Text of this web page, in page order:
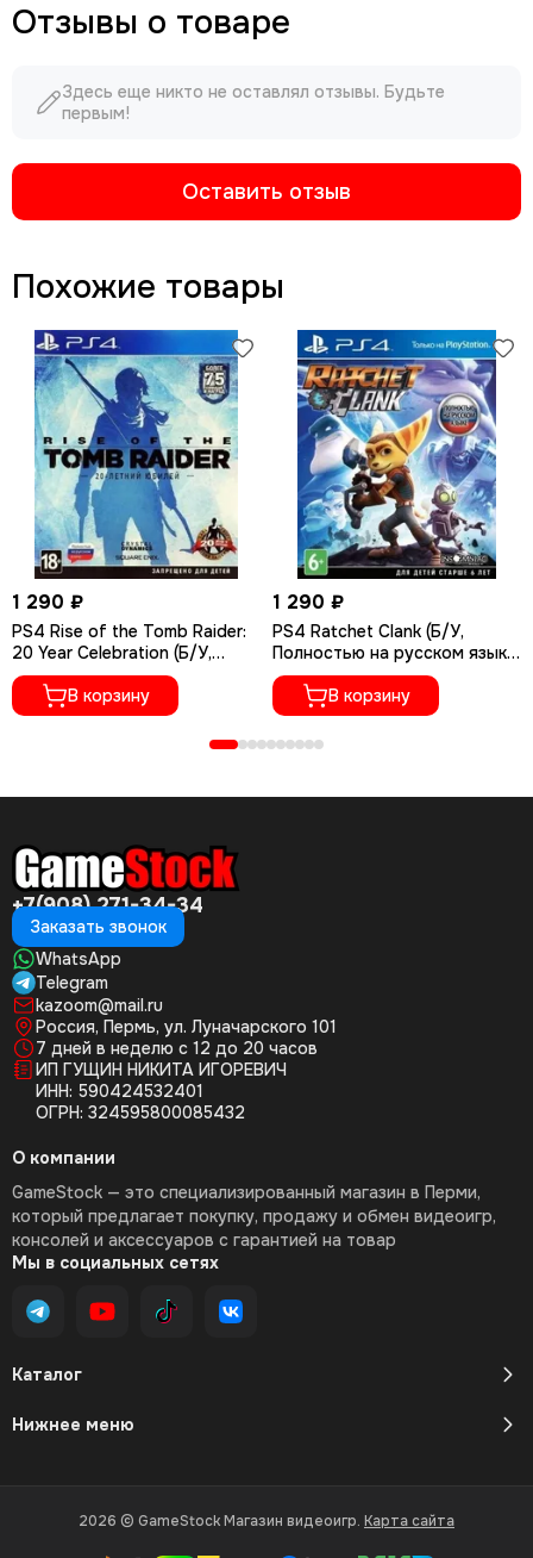
Отзывы о товаре
Здесь еще никто не оставлял отзывы. Будьте
первым!
Оставить отзыв
Похожие товары
1 290 ₽
PS4 Rise of the Tomb Raider:
20 Year Celebration (Б/У,
Полностью на русском языке,
CUSA-05716)
В корзину
1 290 ₽
PS4 Ratchet Сlank (Б/У,
Полностью на русском языке,
CUSA-01073)
В корзину
+7(908) 271-34-34
Заказать звонок
WhatsApp
Telegram
kazoom@mail.ru
Россия, Пермь, ул. Луначарского 101
7 дней в неделю с 12 до 20 часов
ИП ГУЩИН НИКИТА ИГОРЕВИЧ
ИНН: 590424532401
ОГРН: 324595800085432
Каталог
Нижнее меню
О компании
GameStock — это специализированный магазин в Перми,
который предлагает покупку, продажу и обмен видеоигр,
консолей и аксессуаров с гарантией на товар
Мы в социальных сетях
2026 © GameStock Магазин видеоигр. Карта сайта